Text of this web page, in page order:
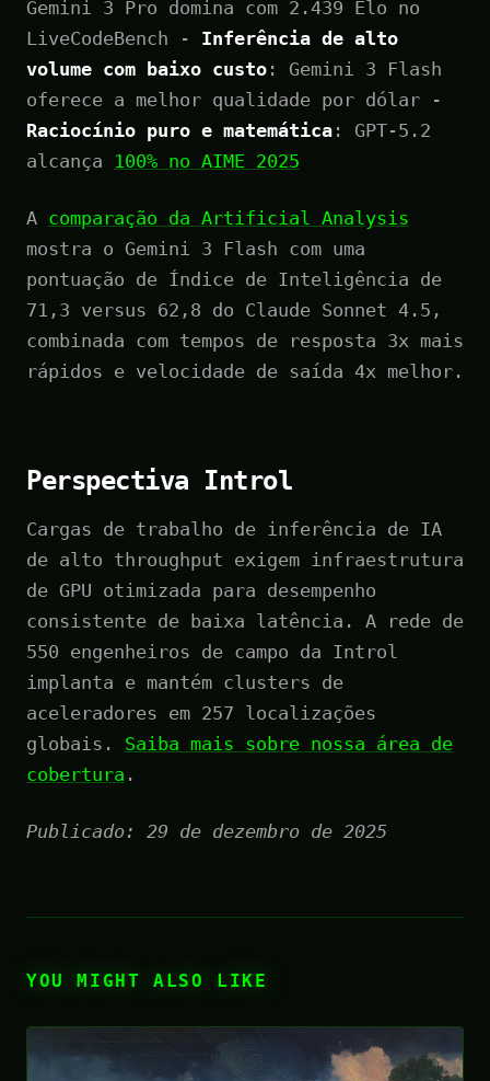
Gemini 3 Pro domina com 2.439 Elo no
LiveCodeBench - Inferência de alto
volume com baixo custo : Gemini 3 Flash
oferece a melhor qualidade por dólar -
Raciocínio puro e matemática : GPT-5.2
alcança 100% no AIME 2025
A comparação da Artificial Analysis
mostra o Gemini 3 Flash com uma
pontuação de Índice de Inteligência de
71,3 versus 62,8 do Claude Sonnet 4.5,
combinada com tempos de resposta 3x mais
rápidos e velocidade de saída 4x melhor.
Perspectiva Introl
Cargas de trabalho de inferência de IA
de alto throughput exigem infraestrutura
de GPU otimizada para desempenho
consistente de baixa latência. A rede de
550 engenheiros de campo da Introl
implanta e mantém clusters de
aceleradores em 257 localizações
globais. Saiba mais sobre nossa área de
cobertura .
Publicado: 29 de dezembro de 2025
YOU MIGHT ALSO LIKE